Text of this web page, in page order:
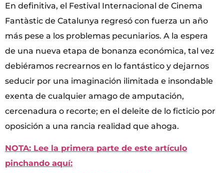
En definitiva, el Festival Internacional de Cinema
Fantàstic de Catalunya regresó con fuerza un año
más pese a los problemas pecuniarios. A la espera
de una nueva etapa de bonanza económica, tal vez
debiéramos recrearnos en lo fantástico y dejarnos
seducir por una imaginación ilimitada e insondable
exenta de cualquier amago de amputación,
cercenadura o recorte; en el deleite de lo ficticio por
oposición a una rancia realidad que ahoga.
NOTA: Lee la primera parte de este artículo
pinchando aquí: